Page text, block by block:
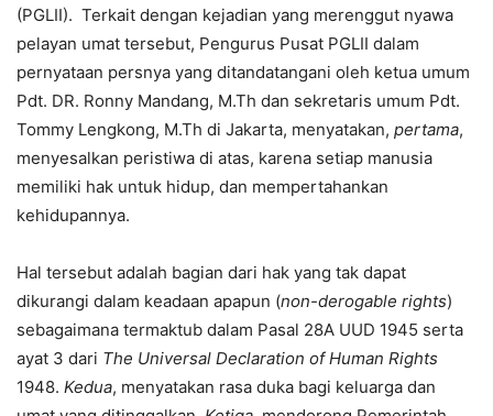
(PGLII). Terkait dengan kejadian yang merenggut nyawa
pelayan umat tersebut, Pengurus Pusat PGLII dalam
pernyataan persnya yang ditandatangani oleh ketua umum
Pdt. DR. Ronny Mandang, M.Th dan sekretaris umum Pdt.
Tommy Lengkong, M.Th di Jakarta, menyatakan, pertama,
menyesalkan peristiwa di atas, karena setiap manusia
memiliki hak untuk hidup, dan mempertahankan
kehidupannya.
Hal tersebut adalah bagian dari hak yang tak dapat
dikurangi dalam keadaan apapun (non-derogable rights)
sebagaimana termaktub dalam Pasal 28A UUD 1945 serta
ayat 3 dari The Universal Declaration of Human Rights
1948. Kedua, menyatakan rasa duka bagi keluarga dan